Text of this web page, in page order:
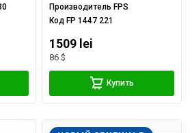
Производитель FPS
Код FP 1447 221
1509 lei
86 $
Купить